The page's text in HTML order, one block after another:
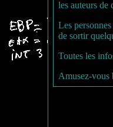
les auteurs de
Les
de sortir
Toutes les
Amusez-vous